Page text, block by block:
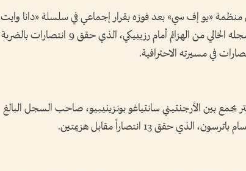
«يو إف سي» بعد فوزه بقرار إجماعي في سلسلة «دانا وايت
للمتنافسين»، ويسعى إلى مواصلة سجله الخالي من الهزائم أمام رزيبيكي، الذي حقق 9 انتصارات بالضربة
يجمع بين الأرجنتيني سانتياغو بونزينيبيو، صاحب السجل البالغ